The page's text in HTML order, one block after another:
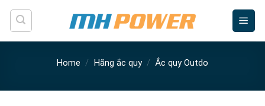
Skip
content
Home / Hãng ắc quy / Ắc quy Outdo